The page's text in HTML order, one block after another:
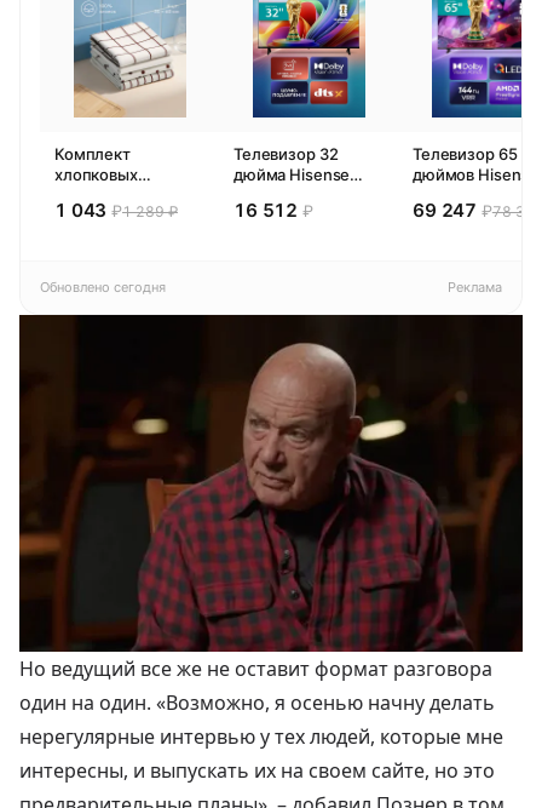
Комплект
хлопковых
полотенец 4 шт,
1 043₽1 289 ₽
Телевизор 32
дюйма Hisense
Смарт ТВ HD
16 512 ₽
Телевизор 65
дюймов Hisense
(2026) Смарт ТВ
69 247 ₽78
Обновлено сегодня Реклама
Но ведущий все же не оставит формат разговора
один на один. «Возможно, я осенью начну делать
нерегулярные интервью у тех людей, которые мне
интересны, и выпускать их на своем сайте, но это